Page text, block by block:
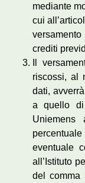
mediante
cui
crediti
Il
riscossi, al
dati,
a quello di
eventuale
all’Istituto
del comma